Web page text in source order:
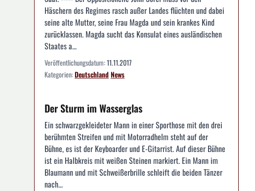
Häschern des Regimes rasch außer Landes flüchten und dabei
seine alte Mutter, seine Frau Magda und sein krankes Kind
zurücklassen. Magda sucht das Konsulat eines ausländischen
Staates a...
Veröffentlichungsdatum:11.11.2017
Kategorien:DeutschlandNews
Der Sturm im Wasserglas
Ein schwarzgekleideter Mann in einer Sporthose mit den drei
berühmten Streifen und mit Motorradhelm steht auf der
Bühne, es ist der Keyboarder und E-Gitarrist. Auf dieser Bühne
ist ein Halbkreis mit weißen Steinen markiert. Ein Mann im
Blaumann und mit Schweißerbrille schleift die beiden Tänzer
nach...